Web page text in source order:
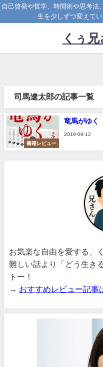
自己啓発や哲学、時間術や思考法
生を少しずつ変えて
くぅ
司馬遼太郎の記事一覧
書籍レビュー
竜馬がゆく
2019-09-12
お気楽な自由を愛する、
難しい話より「どう生き
トー！
→ おすすめレビュー記事